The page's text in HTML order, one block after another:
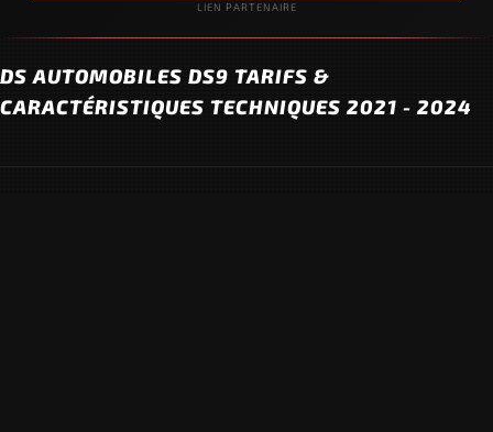
LIEN PARTENAIRE
DS AUTOMOBILES DS9 TARIFS &
CARACTÉRISTIQUES TECHNIQUES 2021 - 2024